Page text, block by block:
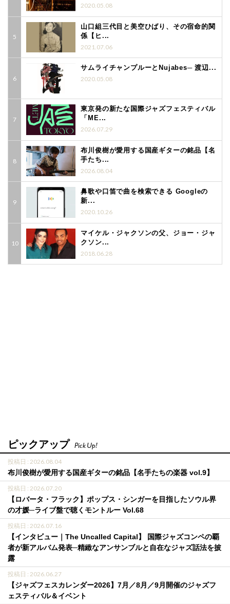
2020.05.08
山口組三代目と美空ひばり、その宿命的関
係【ヒ...
2021.07.06
サムライチャンプルーとNujabes─ 渡辺...
2020.05.08
東京発の新たな国際ジャズフェスティバル
「ME...
2026.07.29
布川俊樹が愛用する国産ギターの銘品【名
手たち...
2026.08.04
鼻歌や口笛で曲を検索できる Googleの
新...
2020.10.26
マイケル・ジャクソンの父、ジョー・ジャ
クソン...
2018.06.28
ピックアップ Pick Up!
投稿日 : 2026.08.04
布川俊樹が愛用する国産ギターの銘品【名手たちの楽器 vol.9】
投稿日 : 2026.07.20
【ロバータ・フラック】ポップス・シンガーを目指したソウル界
の才媛─ライブ盤で聴くモントルー Vol.68
投稿日 : 2026.07.16
【インタビュー｜The Uncalled Capital】 国際ジャズコンペの覇
者が新アルバム発表─精緻なアンサンブルと自在なジャズ話法を披
露
投稿日 : 2026.06.27
【ジャズフェスカレンダー2026】7月／8月／9月開催のジャズフ
ェスティバル＆イベント